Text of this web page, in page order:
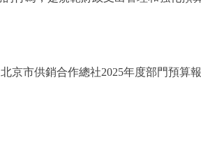
京市供銷合作總社2025年度部門預算